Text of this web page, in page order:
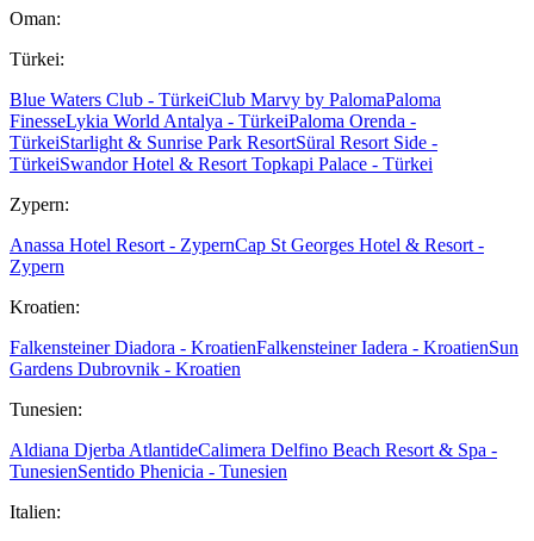
Oman:
Türkei:
Blue Waters Club - TürkeiClub Marvy by PalomaPaloma
FinesseLykia World Antalya - TürkeiPaloma Orenda -
TürkeiStarlight & Sunrise Park ResortSüral Resort Side -
TürkeiSwandor Hotel & Resort Topkapi Palace - Türkei
Zypern:
Anassa Hotel Resort - ZypernCap St Georges Hotel & Resort -
Zypern
Kroatien:
Falkensteiner Diadora - KroatienFalkensteiner Iadera - KroatienSun
Gardens Dubrovnik - Kroatien
Tunesien:
Aldiana Djerba AtlantideCalimera Delfino Beach Resort & Spa -
TunesienSentido Phenicia - Tunesien
Italien: